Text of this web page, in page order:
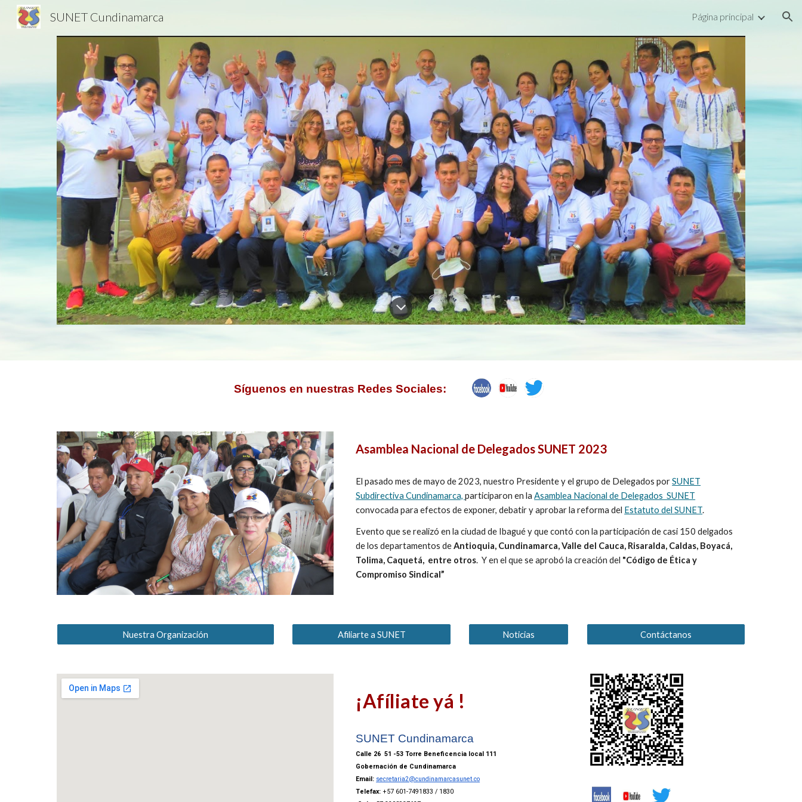
SUNET Cundinamarca Página principal
Síguenos en nuestras Redes Sociales:
Asamblea Nacional de Delegados SUNET 2023
El pasado mes de mayo de 2023, nuestro Presidente y el grupo de Delegados porSUNET
Subdirectiva Cundinamarca,participaron en laAsamblea Nacional de Delegados SUNET
convocada para efectos de exponer, debatir y aprobar la reforma del Estatuto del SUNET.
Evento que se realizó en la ciudad de Ibagué y que contó con la participación de casi 150 delgados
de los departamentos deAntioquia, Cundinamarca, Valle del Cauca, Risaralda, Caldas, Boyacá,
Tolima, Caquetá, entre otros. Y en el que se aprobó la creación del "Código de Ética y
Compromiso Sindical”
Nuestra Organización Afiliarte a SUNET Noticias Contáctanos
¡Afíliate yá !
SUNET Cundinamarca
Calle 26 51 -53 Torre Beneficencia local 111
Gobernación de Cundinamarca
Email: secretaria2@cundinamarcasunet.co
Telefax: +57 601-7491833 / 1830